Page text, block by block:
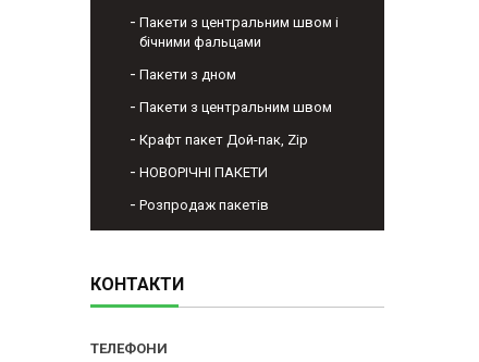
Пакети з центральним швом і
бічними фальцами
Пакети з дном
Пакети з центральним швом
Крафт пакет Дой-пак, Zip
НОВОРІЧНІ ПАКЕТИ
Розпродаж пакетів
КОНТАКТИ